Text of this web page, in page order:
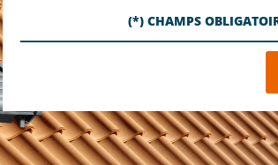
(*) CHAMPS